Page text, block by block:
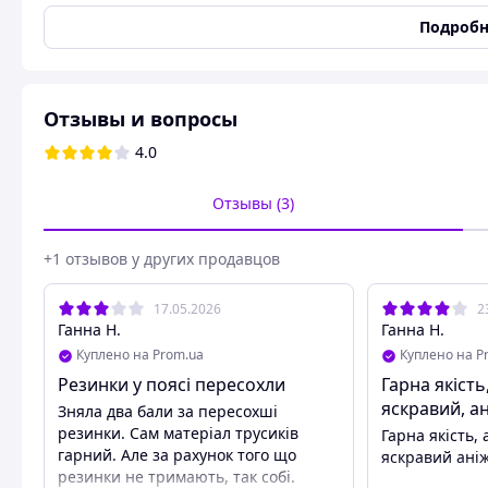
Международный размер
L/XL
Заниженная талия
Тип трусов
Бесшовные женские трусики шорты Giulia
ласточкой. Помимо повседневной носки такие шортики
комфортно даже при наибольших нагрузках.
Особенности:
Производитель: Giulia
Состав ткани: 93% Полиамид / 7% Эластан
Страна производитель: Украина
Цвет – разные цвета
В упаковке: 1
Отзывы и вопросы
4.0
Отзывы (3)
+1 отзывов у других продавцов
17.05.2026
Ганна Н.
Куплено на Prom.ua
Резинки у поясі пересохли
Зняла два бали за пересохші
резинки. Сам матеріал трусиків
гарний. Але за рахунок того що
резинки не тримають, так собі.
Ганна Н.
Куплено на
Гарна
яскравий,
Гарна якість,
яскравий